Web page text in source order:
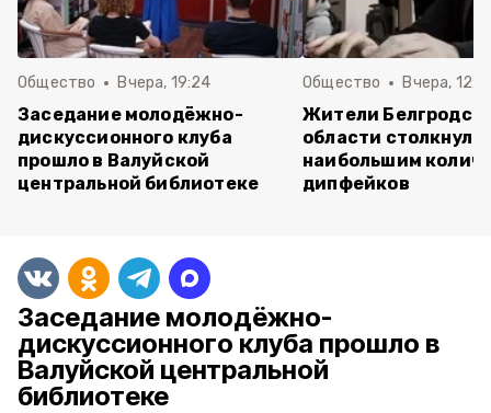
Общество Вчера, 19:24
Заседание молодёжно-
дискуссионного клуба
прошло в Валуйской
центральной библиотеке
Общество Вчера,
Жители
области
наибольшим
дипфейков
Заседание молодёжно-
дискуссионного клуба прошло в
Валуйской центральной
библиотеке